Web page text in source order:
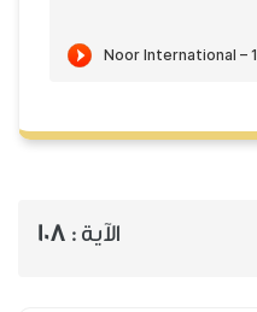
الآية : 108